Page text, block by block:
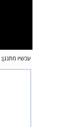
עכשיו מתנגן: